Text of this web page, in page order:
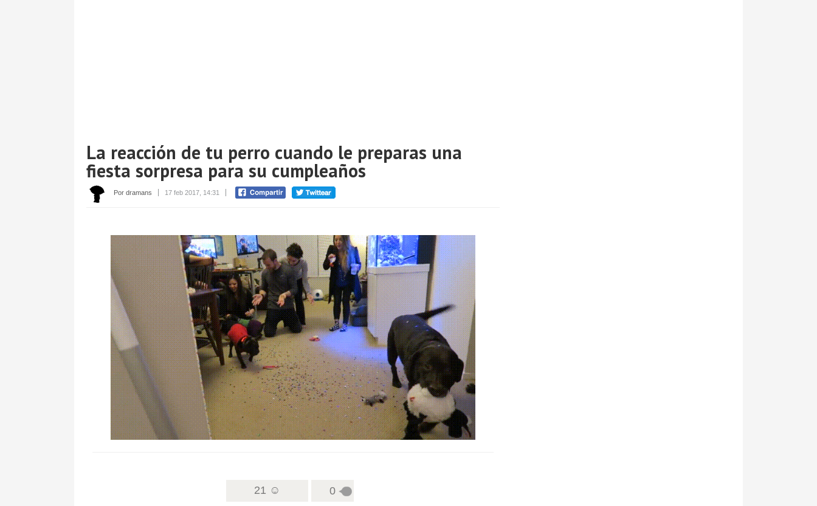
La reacción de tu perro cuando le preparas una
fiesta sorpresa para su cumpleaños
Por dramans 17 feb 2017, 14:31
21 ☺ 0